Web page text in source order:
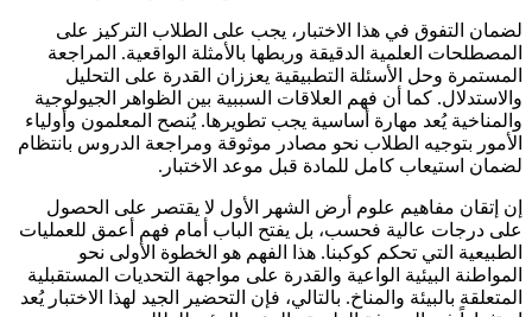
لضمان التفوق في هذا الاختبار، يجب على الطلاب التركيز على
المصطلحات العلمية الدقيقة وربطها بالأمثلة الواقعية. المراجعة
المستمرة وحل الأسئلة التطبيقية يعززان القدرة على التحليل
والاستدلال. كما أن فهم العلاقات السببية بين الظواهر الجيولوجية
والمناخية يُعد مهارة أساسية يجب تطويرها. يُنصح المعلمون وأولياء
الأمور بتوجيه الطلاب نحو مصادر موثوقة ومراجعة الدروس بانتظام
لضمان استيعاب كامل للمادة قبل موعد الاختبار.
إن إتقان مفاهيم علوم أرض الشهر الأول لا يقتصر على الحصول
على درجات عالية فحسب، بل يفتح الباب أمام فهم أعمق للعمليات
الطبيعية التي تحكم كوكبنا. هذا الفهم هو الخطوة الأولى نحو
المواطنة البيئية الواعية والقدرة على مواجهة التحديات المستقبلية
المتعلقة بالبيئة والمناخ. بالتالي، فإن التحضير الجيد لهذا الاختبار يُعد